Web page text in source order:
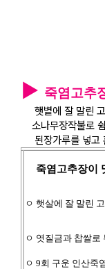
▶ 죽염고추
햇볕에 잘 말린 고
소나무장작불로
된장가루를 넣고
죽염고추장이
ㅇ 햇살에 잘 말린
ㅇ 엿질금과 찹쌀로
ㅇ 9회 구운 인산죽